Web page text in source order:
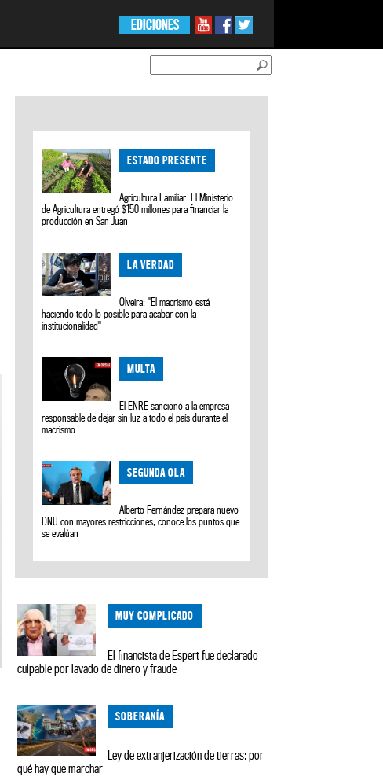
EDICIONES
ESTADO PRESENTE
Agricultura Familiar: El Ministerio
de Agricultura entregó $150 millones para financiar la
producción en San Juan
LA VERDAD
Olveira: "El macrismo está
haciendo todo lo posible para acabar con la
institucionalidad"
MULTA
El ENRE sancionó a la empresa
responsable de dejar sin luz a todo el país durante el
macrismo
SEGUNDA OLA
Alberto Fernández prepara nuevo
DNU con mayores restricciones, conoce los puntos que
se evalúan
MUY COMPLICADO
El financista de Espert fue declarado
culpable por lavado de dinero y fraude
SOBERANÍA
Ley de extranjerización de tierras: por
qué hay que marchar